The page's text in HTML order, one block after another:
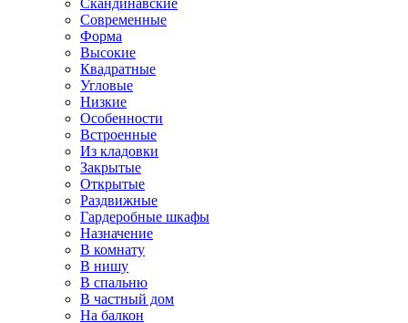
Скандинавские
Современные
Форма
Высокие
Квадратные
Угловые
Низкие
Особенности
Встроенные
Из кладовки
Закрытые
Открытые
Раздвижные
Гардеробные шкафы
Назначение
В комнату
В нишу
В спальню
В частный дом
На балкон